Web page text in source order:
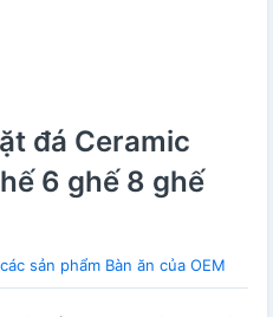
đá Ceramic
6 ghế 8 ghế
sản phẩm Bàn ăn của OEM